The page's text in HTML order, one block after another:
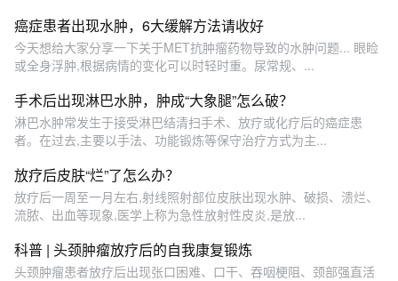
癌症患者出现水肿，6大缓解方法请收好
今天想给大家分享一下关于MET抗肿瘤药物导致的水肿问题... 眼睑
或全身浮肿,根据病情的变化可以时轻时重。尿常规、...
手术后出现淋巴水肿，肿成“大象腿”怎么破？
淋巴水肿常发生于接受淋巴结清扫手术、放疗或化疗后的癌症患
者。在过去,主要以手法、功能锻炼等保守治疗方式为主...
放疗后皮肤“烂”了怎么办？
放疗后一周至一月左右,射线照射部位皮肤出现水肿、破损、溃烂、
流脓、出血等现象,医学上称为急性放射性皮炎,是放...
科普 | 头颈肿瘤放疗后的自我康复锻炼
头颈肿瘤患者放疗后出现张口困难、口干、吞咽梗阻、颈部强直活